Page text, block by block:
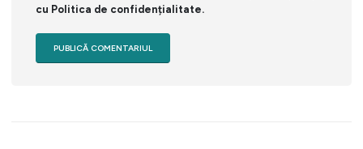
cu Politica de confidențialitate.